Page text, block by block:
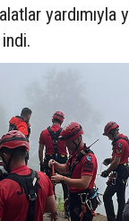
yardımıyla